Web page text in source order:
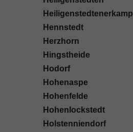
Heiligenstedtenerkamp
Hennstedt
Herzhorn
Hingstheide
Hodorf
Hohenaspe
Hohenfelde
Hohenlockstedt
Holstenniendorf